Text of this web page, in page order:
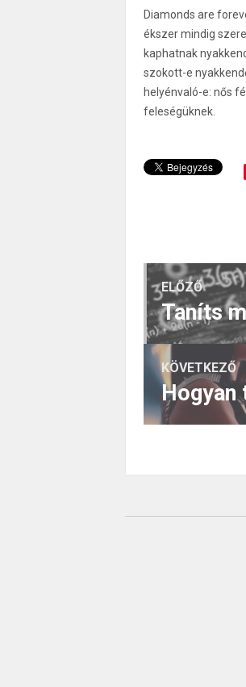
Diamonds are
ékszer mindig
kaphatnak
szokott-e
helyénvaló-e: nős
feleségüknek.
ELŐZŐ
Taníts
KÖVETKEZŐ